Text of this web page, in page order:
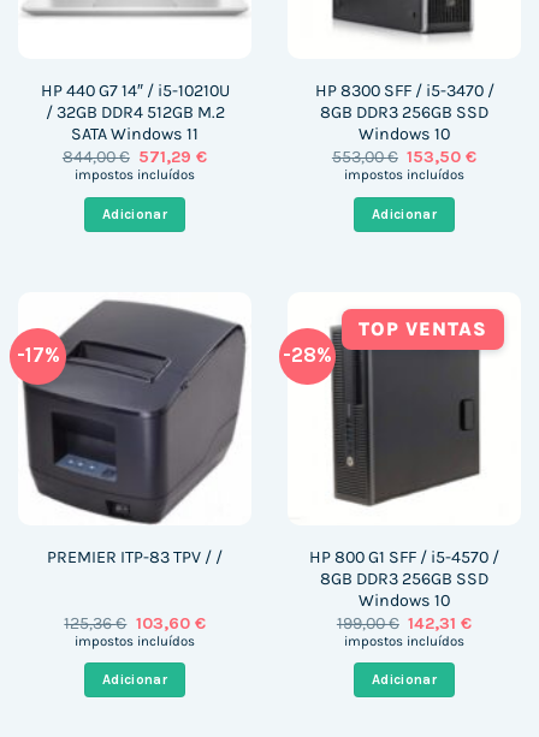
HP 440 G7 14″ / i5-10210U
/ 32GB DDR4 512GB M.2
SATA Windows 11
844,00€ O
preço
844,00 €.
571,29€O
impostos incluídos
Adicionar
HP 8300 SFF / i5-3470 /
8GB DDR3 256GB SSD
Windows 10
553,00€ O
preço
553,00 €.
153,50€O
impostos incluídos
Adicionar
-17%
PREMIER ITP-83 TPV / /
125,36€ O
preço
era:
125,36 €.
103,60 €O
impostos incluídos
Adicionar
-28%
TOP VENTAS
HP 800 G1 SFF / i5-4570 /
8GB DDR3 256GB SSD
Windows 10
199,00€ O
preço
era:
199,00 €.
142,31€O
impostos incluídos
Adicionar